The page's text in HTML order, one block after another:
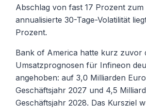
Abschlag von fast 17 Prozent zum
annualisierte 30-Tage-Volatilität
Prozent.
Bank of America hatte kurz zuvor
Umsatzprognosen für Infineon
angehoben: auf 3,0 Milliarden
Geschäftsjahr 2027 und 4,5
Geschäftsjahr 2028. Das Kursziel